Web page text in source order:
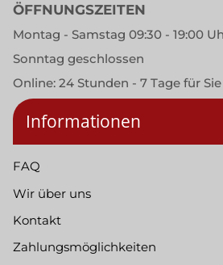
ÖFFNUNGSZEITEN
Montag - Samstag 09:30 - 19:00
Sonntag geschlossen
Online: 24 Stunden - 7 Tage für
Informationen
FAQ
Wir über uns
Kontakt
Zahlungsmöglichkeiten